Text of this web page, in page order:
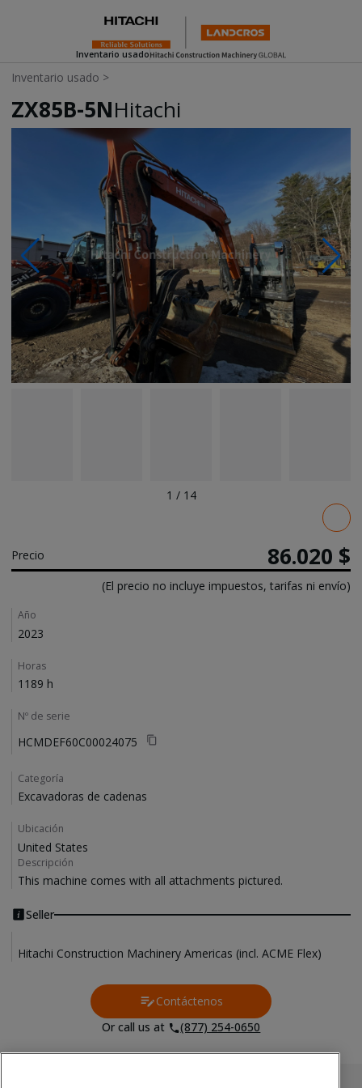
Inventario usado
Inventario usado >
ZX85B-5NHitachi
Photos & Videos
1 / 14
Precio 86.020 $
(El precio no incluye impuestos, tarifas ni envío)
Details
Año
2023
Horas
1189 h
Nº de serie
HCMDEF60C00024075
Categoría
Excavadoras de cadenas
Ubicación
United States
Descripción
This machine comes with all attachments pictured.
Seller
Hitachi Construction Machinery Americas (incl. ACME Flex)
Contact Us
Contáctenos
Or call us at
(877) 254-0650